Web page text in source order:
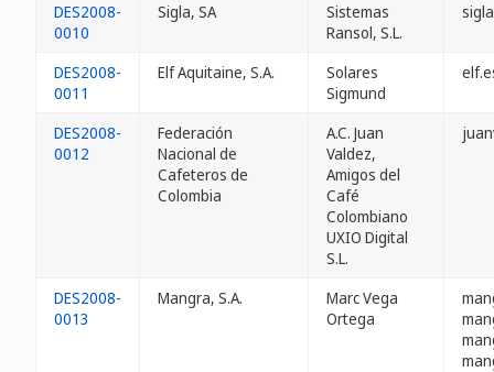
DES2008-
0010
Sigla, SA
Sistemas
Ransol, S.L.
DES2008-
0011
Elf Aquitaine, S.A.
Solares
Sigmund
DES2008-
0012
Federación
Nacional de
Cafeteros de
Colombia
A.C. Juan
Valdez,
Amigos del
Café
Colombiano
UXIO Digital
S.L.
DES2008-
0013
Mangra, S.A.
Marc Vega
Ortega